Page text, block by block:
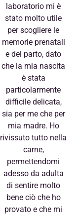
laboratorio mi è
stato molto utile
per scogliere le
memorie prenatali
e del parto, dato
che la mia nascita
è stata
particolarmente
difficile delicata,
sia per me che per
mia madre. Ho
rivissuto tutto nella
carne,
permettendomi
adesso da adulta
di sentire molto
bene ciò che ho
provato e che mi